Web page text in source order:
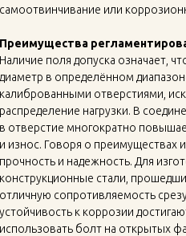
самоотвинчивание или
Преимущества
Наличие поля допуска означает,
диаметр в определённом
калиброванными отверстиями,
распределение нагрузки. В
в отверстие многократно
и износ. Говоря о преимуществах
прочность и надежность. Для
конструкционные стали,
отличную сопротивляемость
устойчивость к коррозии
использовать болт на открытых